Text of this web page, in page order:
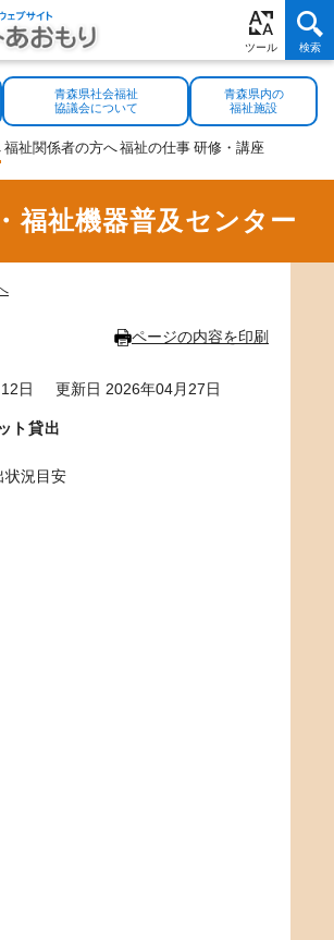
青森県社会福祉
協議会について
青森県内の
福祉施設
福祉関係者の方へ福祉の仕事 研修・ 講座
福祉機器普及センター
ページの内容を印刷
日
更新日 2026年04月27日
ト貸出
状況目安